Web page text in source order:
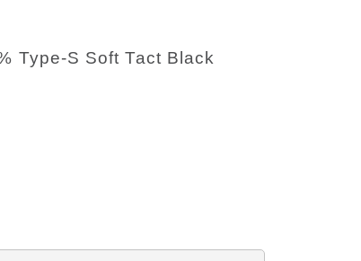
Type-S Soft Tact Black